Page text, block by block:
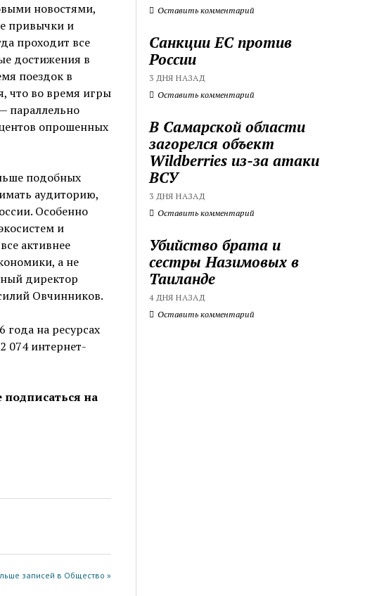
новостями,
привычки и
проходит все
достижения в
поездок в
что во время игры
параллельно
опрошенных
подобных
аудиторию,
Особенно
и
активнее
а не
директор
Овчинников.
года на ресурсах
074 интернет-
на
записей в Общество »
Оставить комментарий
Санкции ЕС против
России
3 ДНЯ НАЗАД
Оставить комментарий
В Самарской области
загорелся объект
Wildberries из-за атаки
ВСУ
3 ДНЯ НАЗАД
Оставить комментарий
Убийство брата и
сестры Назимовых в
Таиланде
4 ДНЯ НАЗАД
Оставить комментарий